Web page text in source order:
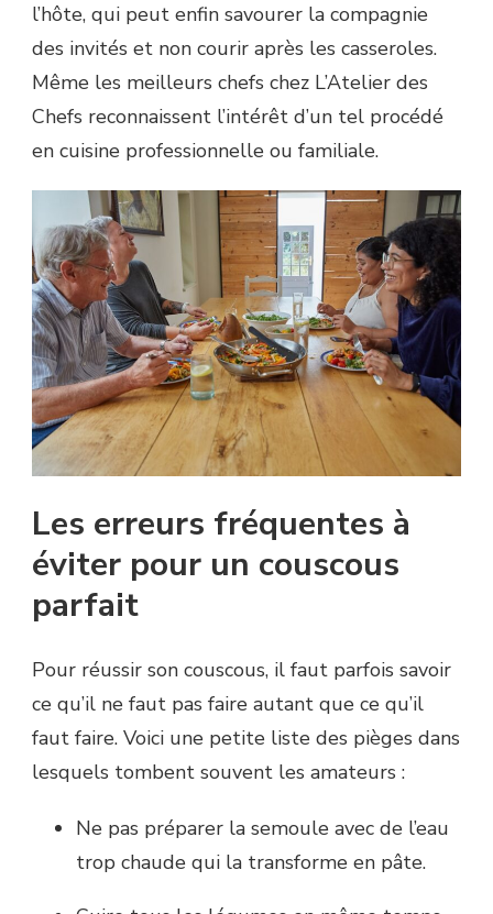
l’hôte, qui peut enfin savourer la compagnie
des invités et non courir après les casseroles.
Même les meilleurs chefs chez L’Atelier des
Chefs reconnaissent l’intérêt d’un tel procédé
en cuisine professionnelle ou familiale.
Les erreurs fréquentes à
éviter pour un couscous
parfait
Pour réussir son couscous, il faut parfois savoir
ce qu’il ne faut pas faire autant que ce qu’il
faut faire. Voici une petite liste des pièges dans
lesquels tombent souvent les amateurs :
Ne pas préparer la semoule avec de l’eau
trop chaude qui la transforme en pâte.